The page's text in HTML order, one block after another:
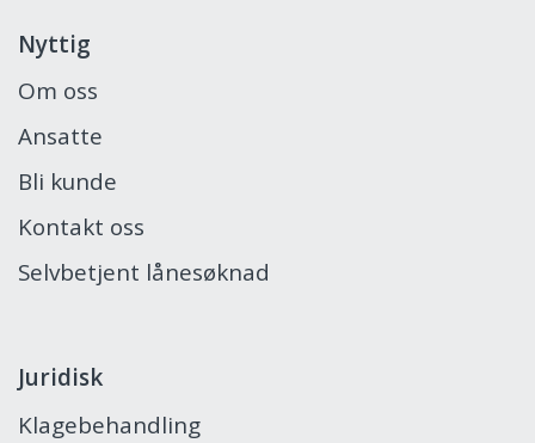
Nyttig
Om oss
Ansatte
Bli kunde
Kontakt oss
Selvbetjent lånesøknad
Juridisk
Klagebehandling